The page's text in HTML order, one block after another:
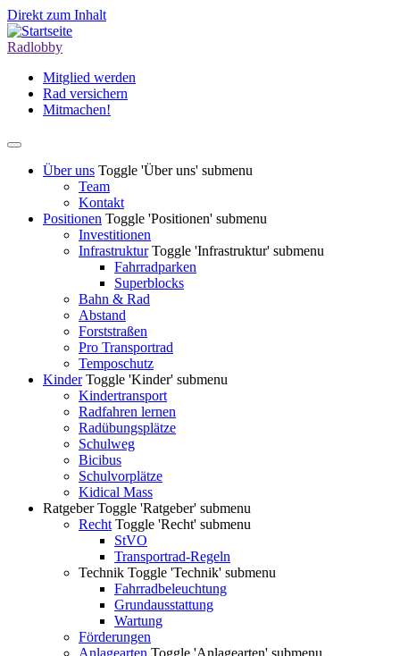
Direkt zum Inhalt
Radlobby
Mitglied werden
Rad versichern
Mitmachen!
Über uns Toggle 'Über uns' submenu
Team
Kontakt
Positionen Toggle 'Positionen' submenu
Investitionen
Infrastruktur Toggle 'Infrastruktur' submenu
Fahrradparken
Superblocks
Bahn & Rad
Abstand
Forststraßen
Pro Transportrad
Temposchutz
Kinder Toggle 'Kinder' submenu
Kindertransport
Radfahren lernen
Radübungsplätze
Schulweg
Bicibus
Schulvorplätze
Kidical Mass
Ratgeber Toggle 'Ratgeber' submenu
Recht Toggle 'Recht' submenu
StVO
Transportrad-Regeln
Technik Toggle 'Technik' submenu
Fahrradbeleuchtung
Grundausstattung
Wartung
Förderungen
Anlagearten Toggle 'Anlagearten' submenu